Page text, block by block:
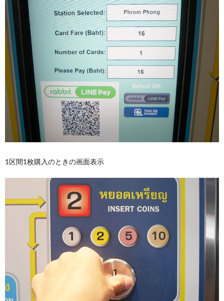
1区間1枚購入のときの画面表示